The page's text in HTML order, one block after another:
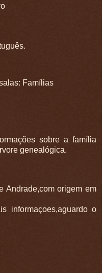
Famílias
sobre a família
genealógica.
Andrade,com origem em
informaçoes,aguardo o